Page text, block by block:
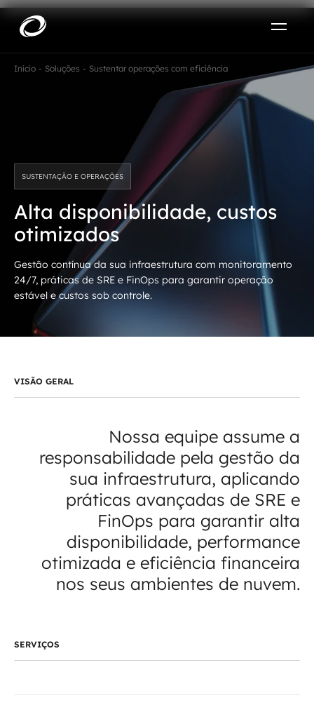
Sobre
Aplicar IA com impacto real
AI / Machine Learning
IA Generativa
Agentes de IA
Aceleradores de IA
Automação inteligente
RPA e hiperautomação
Transformar dados em decisão
Data Analytics
Engenharia de dados
Data Platforms
Business Intelligence
Governança de dados
Carreira
PT-BR
ENTRE EM CONTATO
Início Soluções Sustentar operações com eficiência
SUSTENTAÇÃO E OPERAÇÕES
Alta disponibilidade, custos
otimizados
Gestão contínua da sua infraestrutura com monitoramento
24/7, práticas de SRE e FinOps para garantir operação
estável e custos sob controle.
VISÃO GERAL
Nossa equipe assume a
responsabilidade pela gestão da
sua infraestrutura, aplicando
práticas avançadas de SRE e
FinOps para garantir alta
disponibilidade, performance
otimizada e eficiência financeira
nos seus ambientes de nuvem.
SERVIÇOS